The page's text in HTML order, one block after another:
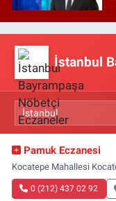
İstanbul
Pamuk Eczanesi
Kocatepe Mahallesi
0 (212) 437 02 92